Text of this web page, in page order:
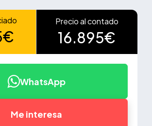
Precio al contado
16.895€
WhatsApp
Me interesa